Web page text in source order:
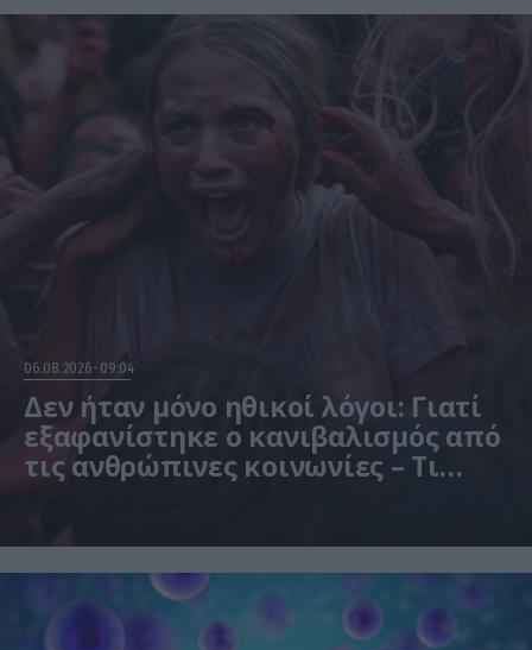
06.08.2026 09:04
Δεν ήταν μόνο ηθικοί λόγοι: Γιατί
εξαφανίστηκε ο κανιβαλισμός από
τις ανθρώπινες κοινωνίες – Τι